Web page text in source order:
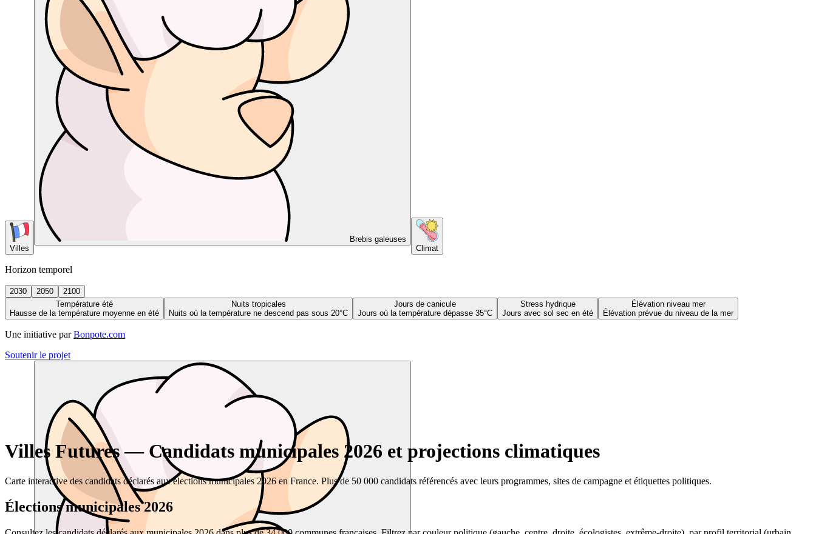
Villes
Brebis galeuses
Climat
Horizon temporel
2030 2050
2100
Température été
Hausse de la température moyenne en été
Nuits tropicales
Nuits où la température ne descend pas sous 20°C
Jours de canicule
Jours où la température dépasse 35°C
Stress hydrique
Jours avec sol sec en été
Élévation niveau mer
Élévation prévue du niveau de la mer
Une initiative par Bonpote.com
Soutenir le projet
Villes Futures — Candidats municipales 2026 et projections climatiques
Carte interactive des candidats déclarés aux élections municipales 2026 en France. Plus de 50 000 candidats référencés avec leurs programmes, sites de campagne et étiquettes politiques.
Élections municipales 2026